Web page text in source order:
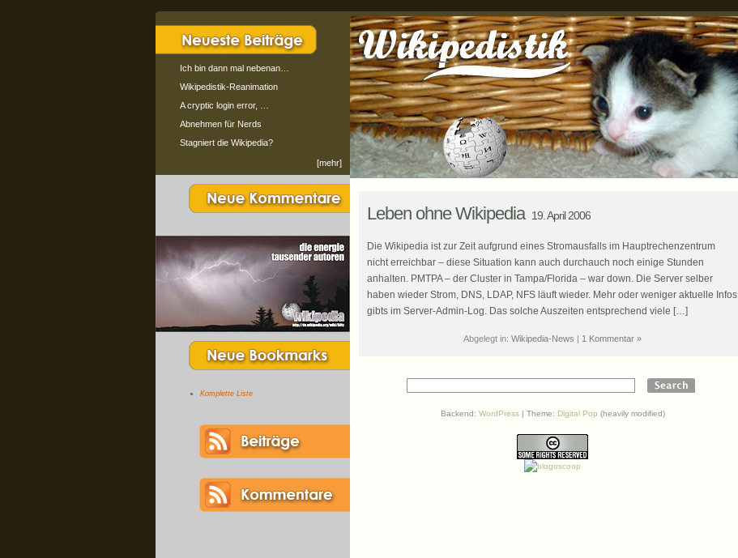
Ich bin dann mal nebenan…
Wikipedistik-Reanimation
A cryptic login error, …
Abnehmen für Nerds
Stagniert die Wikipedia?
[mehr]
Komplette Liste
Leben ohne Wikipedia 19. April 2006
Die Wikipedia ist zur Zeit aufgrund eines Stromausfalls im Hauptrechenzentrum
nicht erreichbar – diese Situation kann auch durchauch noch einige Stunden
anhalten. PMTPA – der Cluster in Tampa/Florida – war down. Die Server selber
haben wieder Strom, DNS, LDAP, NFS läuft wieder. Mehr oder weniger aktuelle Infos
gibts im Server-Admin-Log. Das solche Auszeiten entsprechend viele […]
Abgelegt in: Wikipedia-News | 1 Kommentar »
Backend: WordPress| Theme: Digital Pop (heavily modified)